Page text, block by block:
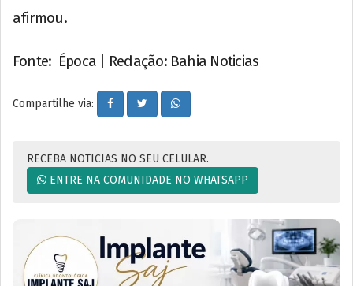
afirmou.
Fonte: Época | Redação: Bahia Noticias
Compartilhe via:
RECEBA NOTICIAS NO SEU CELULAR.
ENTRE NA COMUNIDADE NO WHATSAPP